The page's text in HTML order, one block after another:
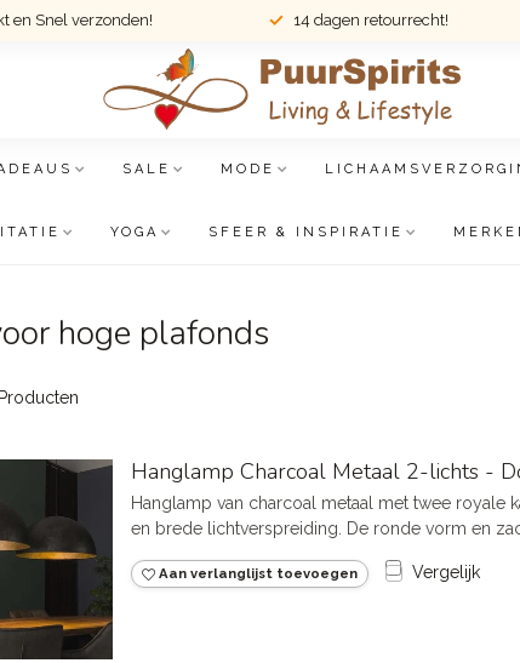
en Snel verzonden! 14 dagen retourrecht!
SALE MODE
YOGA SFEER & INSPIRATIE
hoge plafonds
Producten
Hanglamp Charcoal Metaal 2-lichts -
Hanglamp van charcoal metaal met twee royale
en brede lichtverspreiding. De ronde vorm en
Aan verlanglijst toevoegen Vergelijk